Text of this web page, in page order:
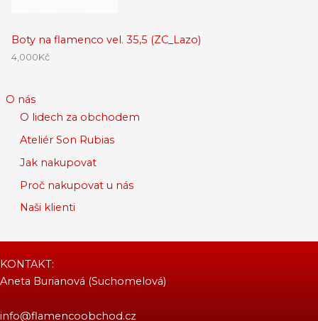
Boty na flamenco vel. 35,5 (ZC_Lazo)
4,000Kč
O nás
O lidech za obchodem
Ateliér Son Rubias
Jak nakupovat
Proč nakupovat u nás
Naši klienti
KONTAKT:
Aneta Burianová (Suchomelová)
info@flamencoobchod.cz